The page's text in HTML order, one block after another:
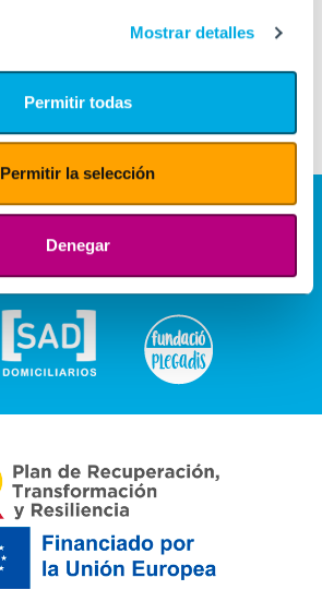
Mostrar detalles
Permitir todas
Permitir la selección
Denegar